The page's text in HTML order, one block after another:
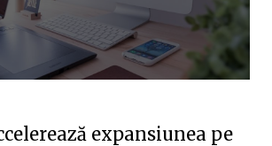
expansiunea pe